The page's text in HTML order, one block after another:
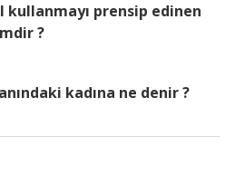
prensip edinen
?
kadına ne denir ?